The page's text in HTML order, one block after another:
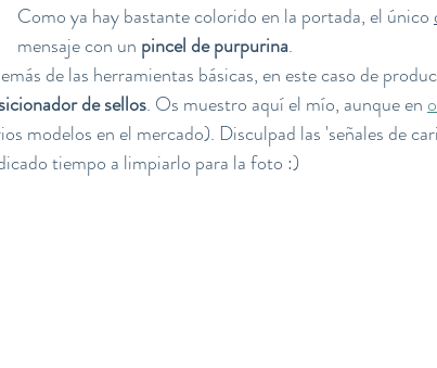
Como ya hay bastante colorido en la portada, el único
mensaje con un pincel de purpurina.
de las herramientas básicas, en este caso de
de sellos. Os muestro aquí el mío, aunque en
modelos en el mercado). Disculpad las 'señales de
tiempo a limpiarlo para la foto :)